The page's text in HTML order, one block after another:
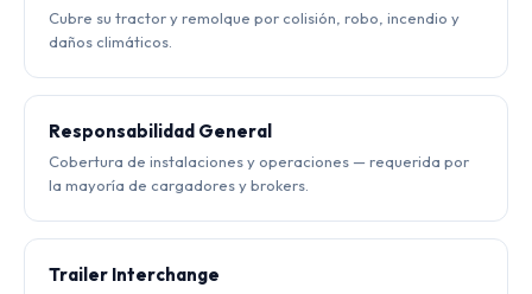
Cubre su tractor y remolque por colisión, robo, incendio y
daños climáticos.
Responsabilidad General
Cobertura de instalaciones y operaciones — requerida por
la mayoría de cargadores y brokers.
Trailer Interchange